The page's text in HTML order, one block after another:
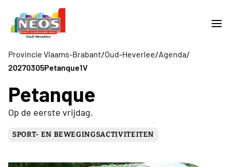
Provincie Vlaams-Brabant/Oud-Heverlee/Agenda/
20270305Petanque1V
Petanque
Op de eerste vrijdag.
SPORT- EN BEWEGINGSACTIVITEITEN